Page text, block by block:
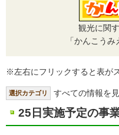
観光に関
「かんこう
※左右にフリックすると表が
選択カテゴリ すべての情報を
25日実施予定の事